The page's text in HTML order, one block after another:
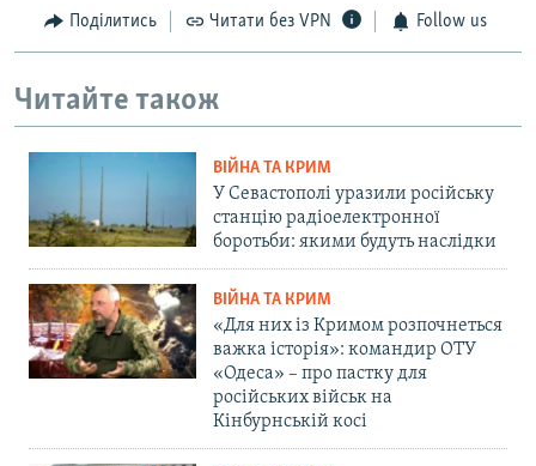
Поділитись Читати без VPN Follow us
Читайте також
ВІЙНА ТА КРИМ
У Севастополі уразили російську
станцію радіоелектронної
боротьби: якими будуть наслідки
ВІЙНА ТА КРИМ
«Для них із Кримом розпочнеться
важка історія»: командир ОТУ
«Одеса» – про пастку для
російських військ на
Кінбурнській косі